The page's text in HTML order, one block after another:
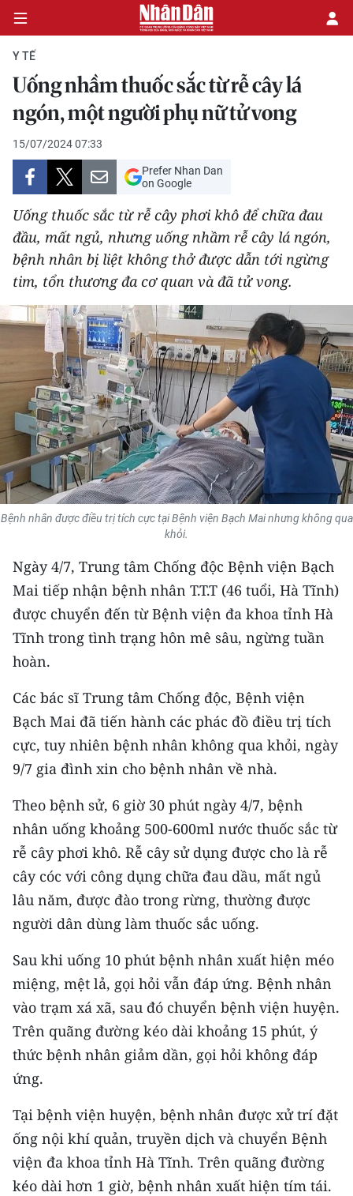
CHÍNH TRỊ
KINH TẾ
VĂN HÓA
XÃ HỘI
PHÁP LUẬT
THẾ GIỚI
THỂ THAO
GIÁO DỤC
Y TẾ
KHOA HỌC - CÔNG NGHỆ
MÔI TRƯỜNG
BẠN ĐỌC
KIỂM CHỨNG THÔNG TIN
TRI THỨC CHUYÊN SÂU
CHƯƠNG TRÌNH OCOP - MỖI XÃ
MỘT SẢN PHẨM
MEDIA CENTER
E-Magazine
Video
Media Chính trị
Media Kinh tế
Media Văn hóa
Media Xã hội
Media Pháp luật
Media Thế giới
Media Thể thao
Y TẾ
Uống nhầm thuốc sắc từ rễ cây lá
ngón, một người phụ nữ tử vong
15/07/2024 07:33
Prefer Nhan Dan
on Google
Uống thuốc sắc từ rễ cây phơi khô để chữa đau
đầu, mất ngủ, nhưng uống nhầm rễ cây lá ngón,
bệnh nhân bị liệt không thở được dẫn tới ngừng
tim, tổn thương đa cơ quan và đã tử vong.
Bệnh nhân được điều trị tích cực tại Bệnh viện Bạch Mai nhưng không qua
khỏi.
Ngày 4/7, Trung tâm Chống độc Bệnh viện Bạch
Mai tiếp nhận bệnh nhân T.T.T (46 tuổi, Hà Tĩnh)
được chuyển đến từ Bệnh viện đa khoa tỉnh Hà
Tĩnh trong tình trạng hôn mê sâu, ngừng tuần
hoàn.
Các bác sĩ Trung tâm Chống độc, Bệnh viện
Bạch Mai đã tiến hành các phác đồ điều trị tích
cực, tuy nhiên bệnh nhân không qua khỏi, ngày
9/7 gia đình xin cho bệnh nhân về nhà.
Theo bệnh sử, 6 giờ 30 phút ngày 4/7, bệnh
nhân uống khoảng 500-600ml nước thuốc sắc từ
rễ cây phơi khô. Rễ cây sử dụng được cho là rễ
cây cóc với công dụng chữa đau dầu, mất ngủ
lâu năm, được đào trong rừng, thường được
người dân dùng làm thuốc sắc uống.
Sau khi uống 10 phút bệnh nhân xuất hiện méo
miệng, mệt lả, gọi hỏi vẫn đáp ứng. Bệnh nhân
vào trạm xá xã, sau đó chuyển bệnh viện huyện.
Trên quãng đường kéo dài khoảng 15 phút, ý
thức bệnh nhân giảm dần, gọi hỏi không đáp
ứng.
Tại bệnh viện huyện, bệnh nhân được xử trí đặt
ống nội khí quản, truyền dịch và chuyển Bệnh
viện đa khoa tỉnh Hà Tĩnh. Trên quãng đường
kéo dài hơn 1 giờ, bệnh nhân xuất hiện tím tái.